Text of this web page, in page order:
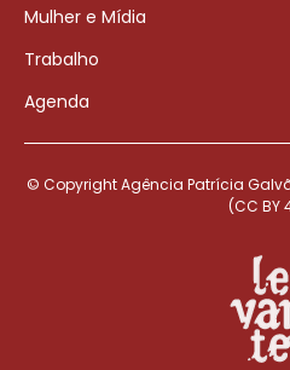
Mulher e Mídia
Trabalho
Agenda
© Copyright Agência Patrícia
(CC BY